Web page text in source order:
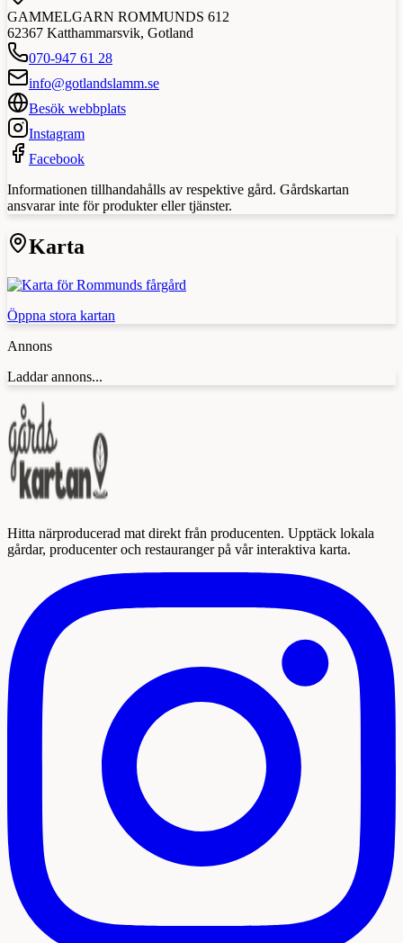
GAMMELGARN ROMMUNDS 612
62367 Katthammarsvik, Gotland
070-947 61 28
info@gotlandslamm.se
Besök webbplats
Instagram
Facebook
Informationen tillhandahålls av respektive gård. Gårdskartan
ansvarar inte för produkter eller tjänster.
Karta
Öppna stora kartan
Annons
Laddar annons...
Hitta närproducerad mat direkt från producenten. Upptäck lokala
gårdar, producenter och restauranger på vår interaktiva karta.